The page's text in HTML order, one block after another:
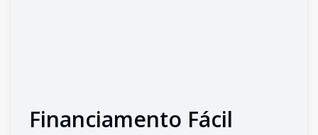
Financiamento Fácil